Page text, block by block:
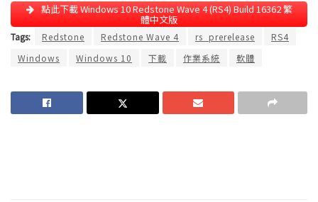
點此下載 Windows 10 Redstone Wave 4 (RS4) Build 16362 繁
體中文版
Tags: Redstone Redstone Wave 4 rs_prerelease
RS4
Windows
Windows 10 下載 作業系統 軟體